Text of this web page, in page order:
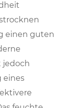
einen guten
jedoch
eines